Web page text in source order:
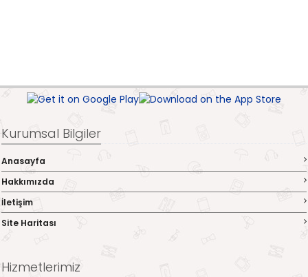
Kurumsal Bilgiler
Anasayfa
Hakkımızda
İletişim
Site Haritası
Hizmetlerimiz